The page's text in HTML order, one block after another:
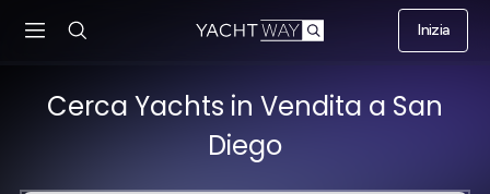
Inizia
Cerca Yachts in Vendita a San
Diego